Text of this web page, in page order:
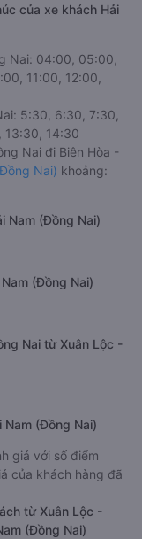
của xe khách Hải
Nai: 04:00, 05:00,
11:00, 12:00,
5:30, 6:30, 7:30,
13:30, 14:30
Nai đi Biên Hòa -
Nai) khoảng:
Nam (Đồng Nai)
(Đồng Nai)
Nai từ Xuân Lộc -
(Đồng Nai)
giá với số điểm
của khách hàng đã
từ Xuân Lộc -
(Đồng Nai)